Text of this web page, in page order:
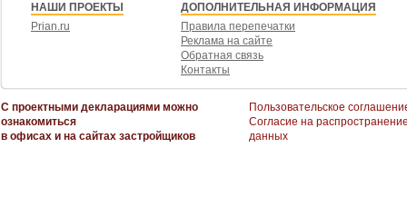
НАШИ ПРОЕКТЫ
Prian.ru
ДОПОЛНИТЕЛЬНАЯ ИНФОРМАЦИЯ
Правила перепечатки
Реклама на сайте
Обратная связь
Контакты
С проектными декларациями можно
ознакомиться
в офисах и на сайтах застройщиков
Пользовательское
Согласие на
данных